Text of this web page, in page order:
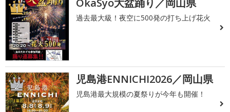
1 OkaSyo大盆踊り／岡山県
過去最大級！夜空に500発の打ち上げ花火
2 児島港ENNICHI2026／岡山県
児島港最大規模の夏祭りが今年も開催！